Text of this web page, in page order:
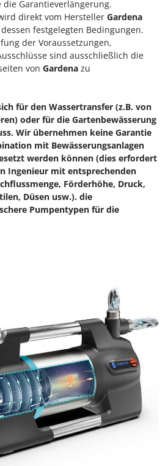
Traktoren
Traktoren
- Freischneider
Düngerstreuer
Garantieverlängerung.
direkt vom Hersteller Gardena
festgelegten Bedingungen.
der Voraussetzungen,
sind ausschließlich die
von Gardena zu
für den Wassertransfer (z.B. von
oder für die Gartenbewässerung
Wir übernehmen keine Garantie
mit Bewässerungsanlagen
werden können (dies erfordert
Ingenieur mit entsprechenden
Förderhöhe, Druck,
Düsen usw.). die
Pumpentypen für die